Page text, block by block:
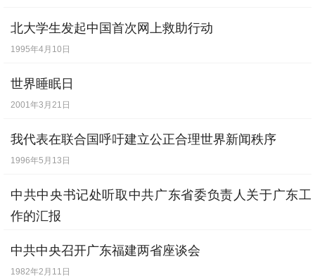
手段，路德对此表示极大的愤慨。是年10月
30日，他在维登堡大教堂门前贴出了著名的
《论纲要59条》，即《关于赎罪券效能的辩
论》一文，第一次点燃起了资产阶级要求宗
教改革的火焰，开始了他宗教改革的一生。
利奥十世为平息这场大火，当时曾采用了各
种手段：利诱、恐吓、审判……企图迫使路
德低头。1520年，教皇发布宣判路德的诏
德进行审判，宣判路德为不受法律保护的
北大学生发起中国首次网上救助行动
1995年4月10日
世界睡眠日
2001年3月21日
我代表在联合国呼吁建立公正合理世界新闻秩序
1996年5月13日
中共中央书记处听取中共广东省委负责人关于广东工
作的汇报
中共中央召开广东福建两省座谈会
1982年2月11日